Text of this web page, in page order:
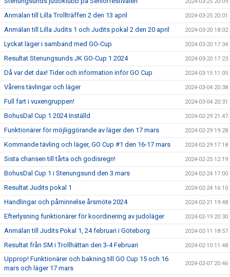
Anmälan till Lilla Trollträffen 2 den 13 april 2024-03-25 20:01
Anmälan till Lilla Judits 1 och Judits pokal 2 den 20 april 2024-03-20 18:02
Lyckat läger i samband med GO-Cup 2024-03-20 17:34
Resultat Stenungsunds JK GO-Cup 1 2024 2024-03-20 17:23
Då var det dax! Tider och information inför GO Cup 2024-03-15 11:05
Vårens tävlingar och läger 2024-03-04 20:38
Full fart i vuxengruppen! 2024-03-04 20:31
BohusDal Cup 1 2024 Inställd 2024-02-29 21:47
Funktionärer för möjliggörande av läger den 17 mars 2024-02-29 19:28
Kommande tävling och läger, GO Cup #1 den 16-17 mars 2024-02-29 17:18
Sista chansen till tårta och godisregn! 2024-02-25 12:19
BohusDal Cup 1 i Stenungsund den 3 mars 2024-02-24 17:00
Resultat Judits pokal 1 2024-02-24 16:10
Handlingar och påminnelse årsmöte 2024 2024-02-21 19:48
Efterlysning funktionärer för koordinering av judoläger 2024-02-19 20:30
Anmälan till Judits Pokal 1, 24 februari i Göteborg 2024-02-11 18:57
Resultat från SM i Trollhättan den 3-4 Februari 2024-02-10 11:48
Upprop! Funktionärer och bakning till GO Cup 15 och 16
mars och läger 17 mars
2024-02-07 20:46